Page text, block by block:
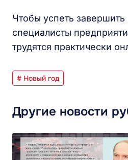
Чтобы успеть
специалисты
трудятся практически
# Новый год
Другие новости